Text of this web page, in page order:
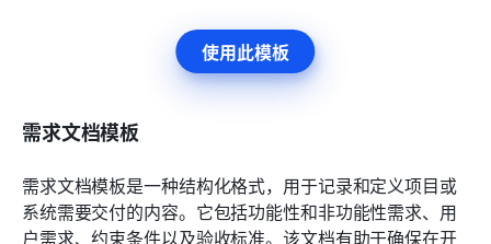
使用此模板
需求文档模板
需求文档模板是一种结构化格式，用于记录和定义项目或
系统需要交付的内容。它包括功能性和非功能性需求、用
户需求、约束条件以及验收标准。该文档有助于确保在开